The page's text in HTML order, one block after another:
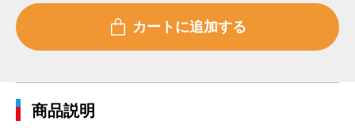
商品説明